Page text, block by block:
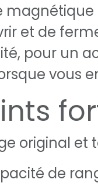
et de
pour un
vous
original et
de